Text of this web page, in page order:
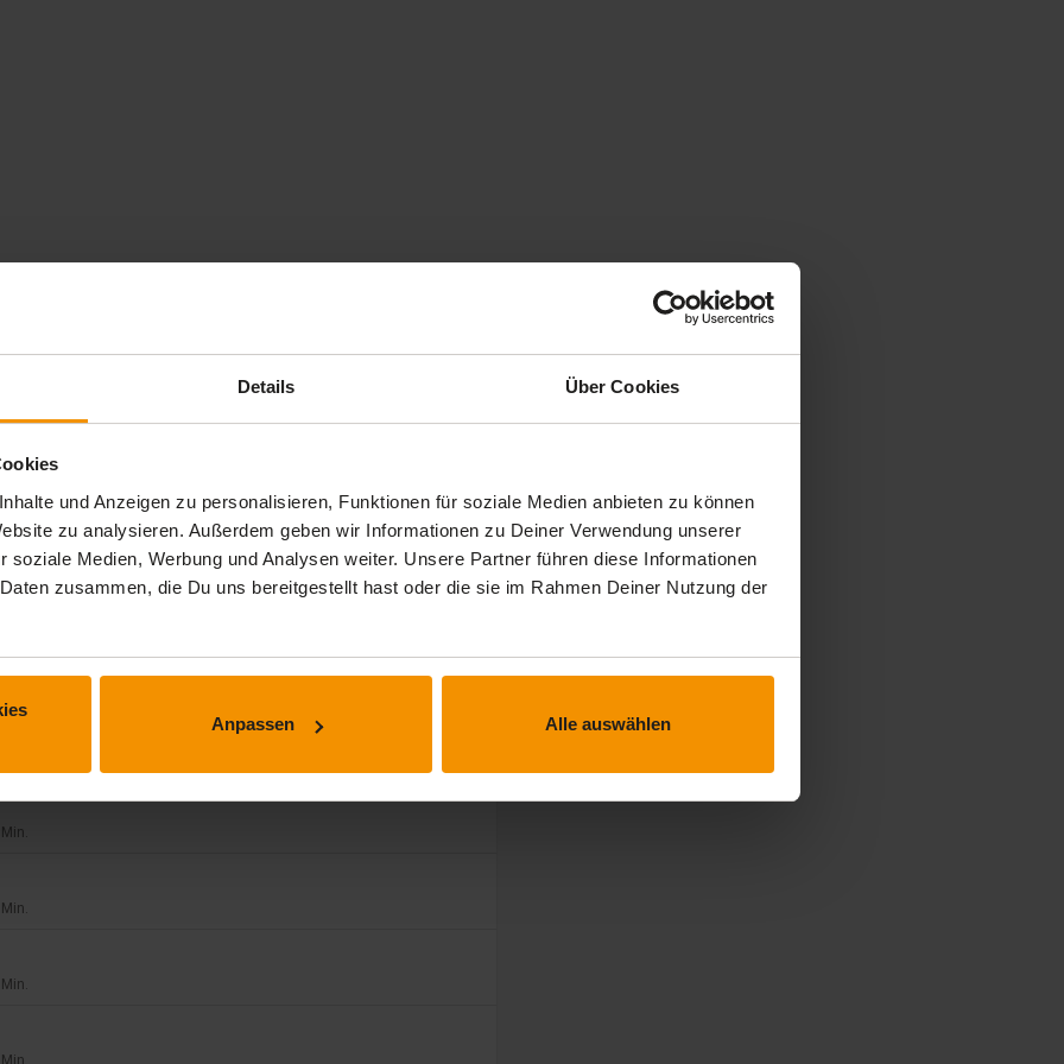
Details Über Cookies
und Anzeigen zu personalisieren, Funktionen für soziale Medien anbieten zu können
zu analysieren. Außerdem geben wir Informationen zu Deiner Verwendung unserer
soziale Medien, Werbung und Analysen weiter. Unsere Partner führen diese Informationen
zusammen, die Du uns bereitgestellt hast oder die sie im Rahmen Deiner Nutzung der
Anpassen Alle auswählen